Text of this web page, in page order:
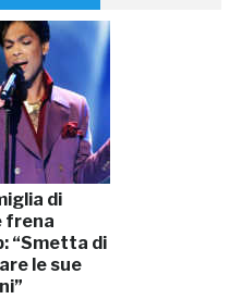
di
frena
“Smetta di
le sue